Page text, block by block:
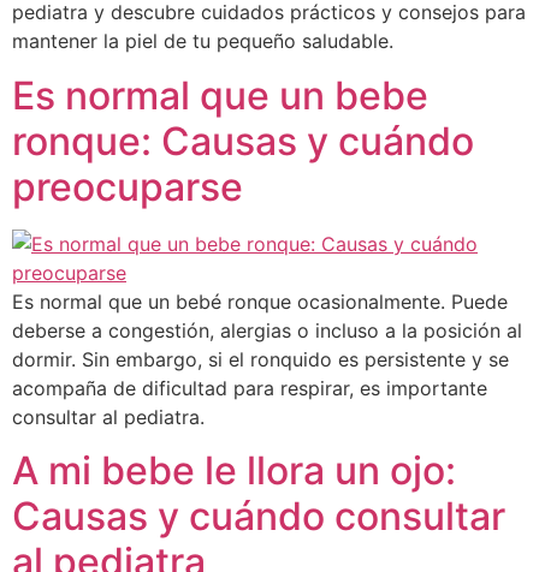
pediatra y descubre cuidados prácticos y consejos para
mantener la piel de tu pequeño saludable.
Es normal que un bebe
ronque: Causas y cuándo
preocuparse
Es normal que un bebé ronque ocasionalmente. Puede
deberse a congestión, alergias o incluso a la posición al
dormir. Sin embargo, si el ronquido es persistente y se
acompaña de dificultad para respirar, es importante
consultar al pediatra.
A mi bebe le llora un ojo:
Causas y cuándo consultar
al pediatra